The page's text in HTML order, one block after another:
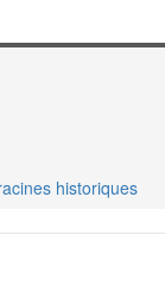
historiques